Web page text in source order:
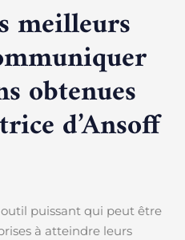
meilleurs
obtenues
d’Ansoff
puissant qui peut être
à atteindre leurs